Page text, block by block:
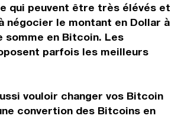
qui peuvent être très élévés et
négocier le montant en Dollar à
en Bitcoin. Les
parfois les meilleurs
vouloir changer vos Bitcoin
convertion des Bitcoins en